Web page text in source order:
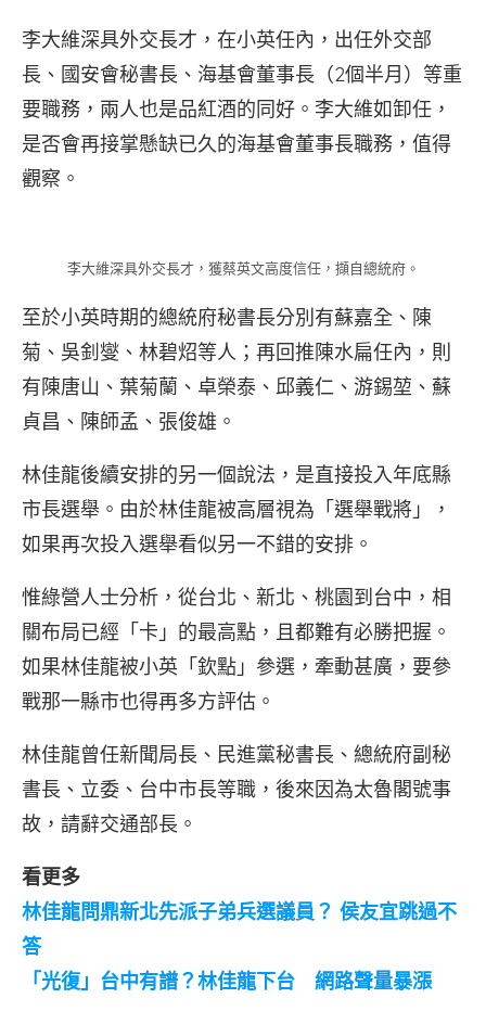
李大維深具外交長才，在小英任內，出任外交部
長、國安會秘書長、海基會董事長（2個半月）等重
要職務，兩人也是品紅酒的同好。李大維如卸任，
是否會再接掌懸缺已久的海基會董事長職務，值得
觀察。
李大維深具外交長才，獲蔡英文高度信任，擷自總統府。
至於小英時期的總統府秘書長分別有蘇嘉全、陳
菊、吳釗燮、林碧炤等人；再回推陳水扁任內，則
有陳唐山、葉菊蘭、卓榮泰、邱義仁、游錫堃、蘇
貞昌、陳師孟、張俊雄。
林佳龍後續安排的另一個說法，是直接投入年底縣
市長選舉。由於林佳龍被高層視為「選舉戰將」，
如果再次投入選舉看似另一不錯的安排。
惟綠營人士分析，從台北、新北、桃園到台中，相
關布局已經「卡」的最高點，且都難有必勝把握。
如果林佳龍被小英「欽點」參選，牽動甚廣，要參
戰那一縣市也得再多方評估。
林佳龍曾任新聞局長、民進黨秘書長、總統府副秘
書長、立委、台中市長等職，後來因為太魯閣號事
故，請辭交通部長。
看更多
林佳龍問鼎新北先派子弟兵選議員？ 侯友宜跳過不
答
「光復」台中有譜？林佳龍下台 網路聲量暴漲